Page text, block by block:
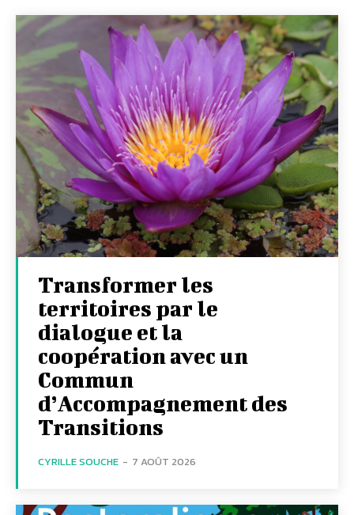
Transformer les
territoires par le
dialogue et la
coopération avec un
Commun
d’Accompagnement des
Transitions
CYRILLE SOUCHE - 7 AOÛT 2026